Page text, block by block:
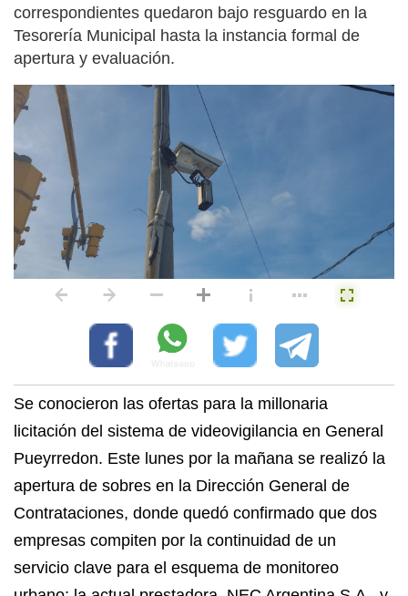
correspondientes quedaron bajo resguardo en la
Tesorería Municipal hasta la instancia formal de
apertura y evaluación.
Se conocieron las ofertas para la millonaria
licitación del sistema de videovigilancia en General
Pueyrredon. Este lunes por la mañana se realizó la
apertura de sobres en la Dirección General de
Contrataciones, donde quedó confirmado que dos
empresas compiten por la continuidad de un
servicio clave para el esquema de monitoreo